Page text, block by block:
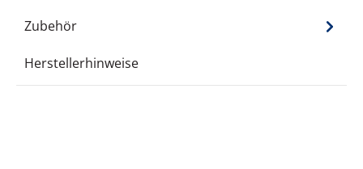
Zubehör
Herstellerhinweise